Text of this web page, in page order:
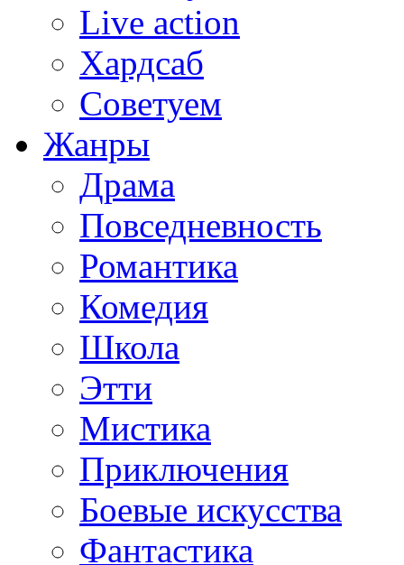
Live action
Хардсаб
Советуем
Жанры
Драма
Повседневность
Романтика
Комедия
Школа
Этти
Мистика
Приключения
Боевые искусства
Фантастика